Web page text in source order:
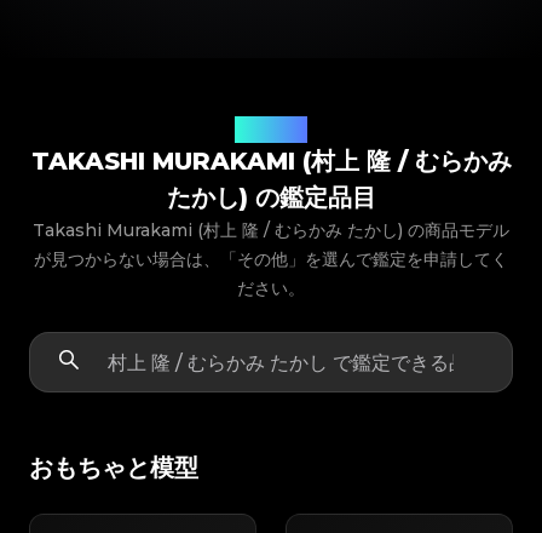
TAKASHI MURAKAMI (村上 隆 / むらかみ
たかし) の鑑定品目
Takashi Murakami (村上 隆 / むらかみ たかし) の商品モデル
が見つからない場合は、「その他」を選んで鑑定を申請してく
ださい。
おもちゃと模型